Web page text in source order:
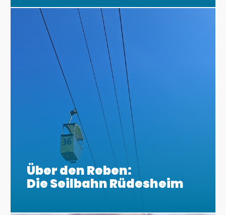
Über den Reben:
Die Seilbahn Rüdesheim